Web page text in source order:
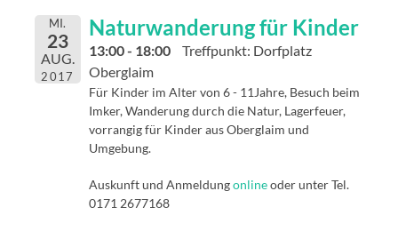
MI.
23
AUG.
2017
Naturwanderung für Kinder
13:00 - 18:00
Treffpunkt: Dorfplatz
Oberglaim
Für Kinder im Alter von 6 - 11Jahre, Besuch beim
Imker, Wanderung durch die Natur, Lagerfeuer,
vorrangig für Kinder aus Oberglaim und
Umgebung.
Auskunft und Anmeldungonlineoder unter Tel.
0171 2677168